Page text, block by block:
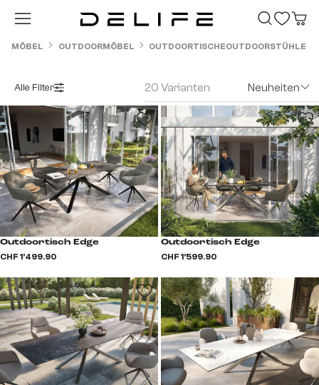
Zum Hauptinhalt springen
MÖBEL OUTDOORMÖBEL OUTDOORTISCHEOUTDOORSTÜHLE
Alle Filter 20 Varianten Neuheiten
Outdoortisch Edge
CHF 1’499.90
Outdoortisch Edge
CHF 1’599.90